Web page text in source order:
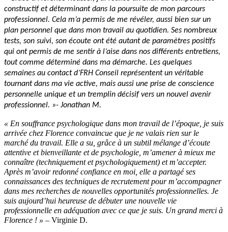
constructif et déterminant dans la poursuite de mon parcours
professionnel. Cela m’a permis de me révéler, aussi bien sur un
plan personnel que dans mon travail au quotidien. Ses nombreux
tests, son suivi, son écoute ont été autant de paramètres positifs
qui ont permis de me sentir à l’aise dans nos différents entretiens,
tout comme déterminé dans ma démarche. Les quelques
semaines au contact d’FRH Conseil représentent un véritable
tournant dans ma vie active, mais aussi une prise de conscience
personnelle unique et un tremplin décisif vers un nouvel avenir
professionnel. »- Jonathan M.
« En souffrance psychologique dans mon travail de l’époque, je suis
arrivée chez Florence convaincue que je ne valais rien sur le
marché du travail. Elle a su, grâce à un subtil mélange d’écoute
attentive et bienveillante et de psychologie, m’amener à mieux me
connaître (techniquement et psychologiquement) et m’accepter.
Après m’avoir redonné confiance en moi, elle a partagé ses
connaissances des techniques de recrutement pour m’accompagner
dans mes recherches de nouvelles opportunités professionnelles. Je
suis aujourd’hui heureuse de débuter une nouvelle vie
professionnelle en adéquation avec ce que je suis. Un grand merci à
Florence ! » – Virginie D.